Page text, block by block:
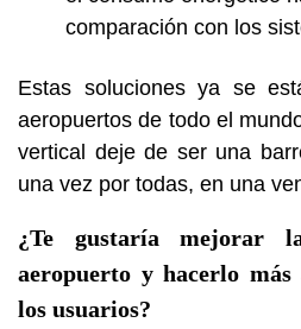
comparación con los
Estas soluciones ya se
aeropuertos de todo el
vertical deje de ser una
una vez por todas, en una
¿Te gustaría mejorar
aeropuerto y hacerlo más
los usuarios?